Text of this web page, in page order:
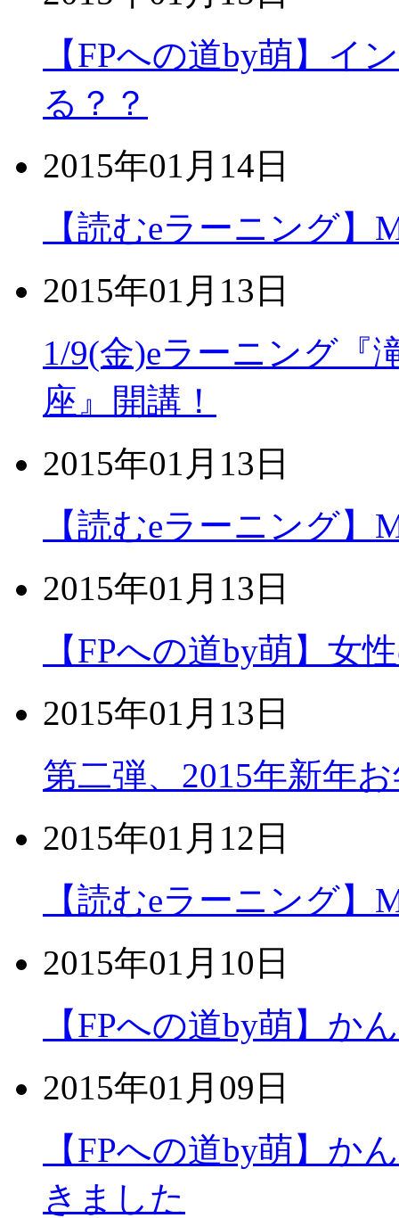
【FPへの道by萌】イ
る？？
2015年01月14日
【読むeラーニング】
2015年01月13日
1/9(金)eラーニング『
座』開講！
2015年01月13日
【読むeラーニング】
2015年01月13日
【FPへの道by萌】女
2015年01月13日
第二弾、2015年新年
2015年01月12日
【読むeラーニング】
2015年01月10日
【FPへの道by萌】か
2015年01月09日
【FPへの道by萌】か
きました